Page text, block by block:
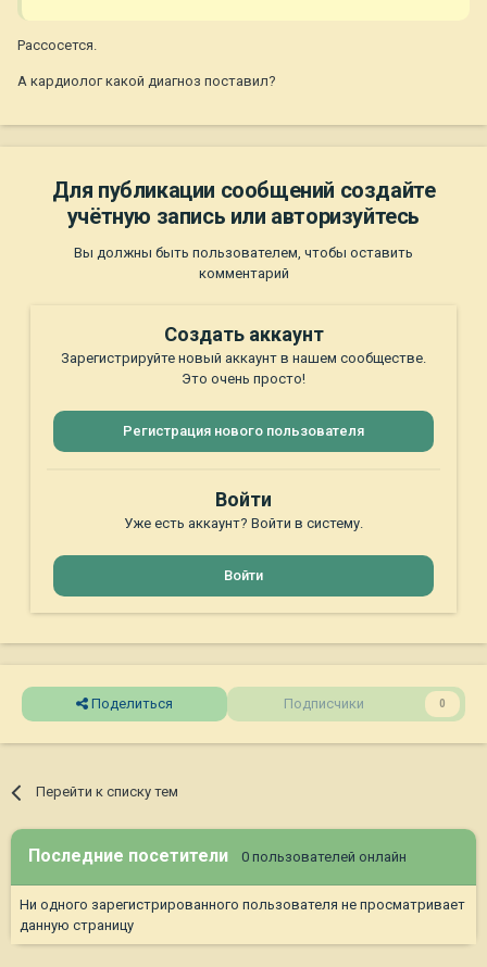
Рассосется.
А кардиолог какой диагноз поставил?
Для публикации сообщений создайте
учётную запись или авторизуйтесь
Вы должны быть пользователем, чтобы оставить
комментарий
Создать аккаунт
Зарегистрируйте новый аккаунт в нашем сообществе.
Это очень просто!
Регистрация нового пользователя
Войти
Уже есть аккаунт? Войти в систему.
Войти
Поделиться Подписчики 0
Перейти к списку тем
Последние посетители 0 пользователей онлайн
Ни одного зарегистрированного пользователя не просматривает
данную страницу